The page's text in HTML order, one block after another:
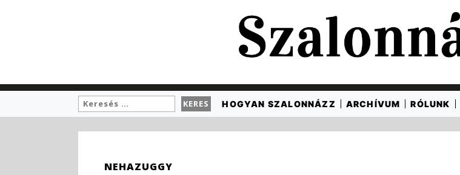
HOGYAN SZALONNÁZZ ARCHÍVUM RÓLUNK
NEHAZUGGY